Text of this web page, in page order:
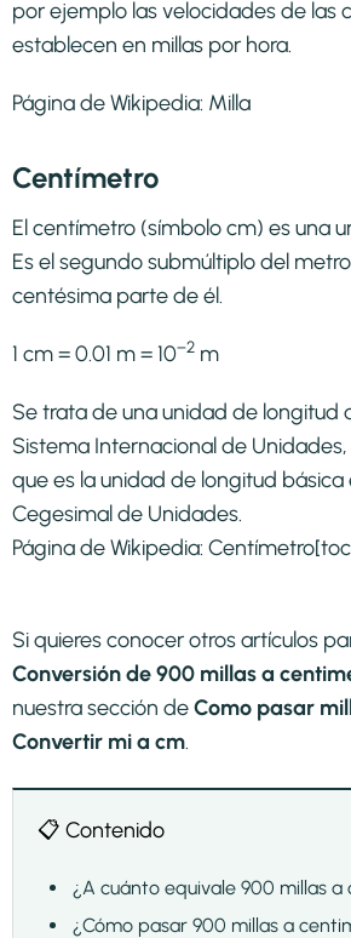
por ejemplo las velocidades de las
establecen en millas por hora.
Página de Wikipedia: Milla
Centímetro
El centímetro (símbolo cm) es una
Es el segundo submúltiplo del
centésima parte de él.
1 cm = 0.01 m = 10−2 m
Se trata de una unidad de longitud
Sistema Internacional de
que es la unidad de longitud básica
Cegesimal de Unidades.
Página de Wikipedia: Centímetro
Si quieres conocer otros artículos
Conversión de 900 millas a
nuestra sección deComo pasar
Convertir mi a cm.
📋 Contenido
¿A cuánto equivale 900 millas a
¿Cómo pasar 900 millas a